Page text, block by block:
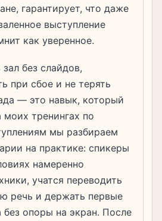
гарантирует, что даже
выступление
как уверенное.
без слайдов,
при сбое и не терять
— это навык, который
моих тренингах по
мы разбираем
на практике: спикеры
намеренно
учатся переводить
речь и держать первые
опоры на экран. После